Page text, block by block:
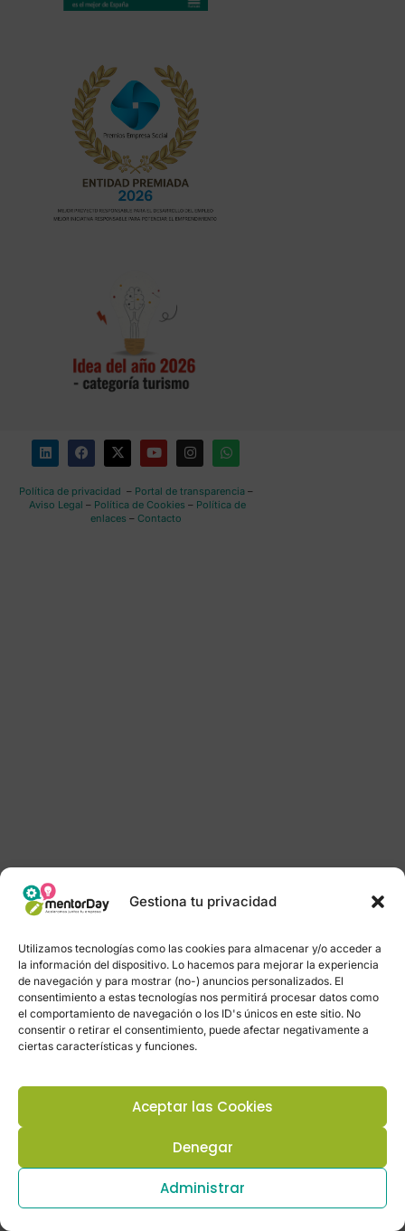
Gestiona tu privacidad
Utilizamos tecnologías como las cookies para almacenar y/o acceder a
la información del dispositivo. Lo hacemos para mejorar la experiencia
de navegación y para mostrar (no-) anuncios personalizados. El
consentimiento a estas tecnologías nos permitirá procesar datos como
el comportamiento de navegación o los ID's únicos en este sitio. No
consentir o retirar el consentimiento, puede afectar negativamente a
ciertas características y funciones.
Aceptar las Cookies
Denegar
Administrar
Política de privacidad – Portal de transparencia–
Aviso Legal – Política de Cookies – Política de
enlaces – Contacto